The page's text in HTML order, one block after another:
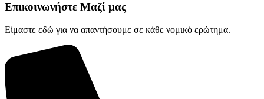
Επικοινωνήστε Μαζί μας
Είμαστε εδώ για να απαντήσουμε σε κάθε νομικό ερώτημα.